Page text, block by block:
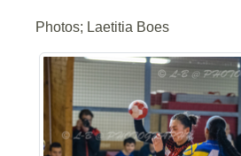
Photos; Laetitia Boes